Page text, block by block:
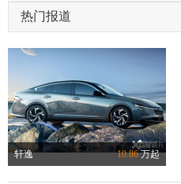
热门报道
轩逸 10.86万起